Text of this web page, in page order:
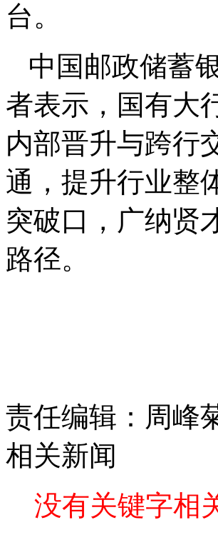
台。
中国邮政储蓄
者表示，国有大
内部晋升与跨行
通，提升行业整
突破口，广纳贤
路径。
责任编辑：周峰
相关新闻
没有关键字相